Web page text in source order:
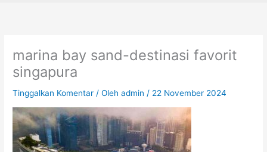
marina bay sand-destinasi favorit
singapura
Tinggalkan Komentar / Olehadmin / 22 November 2024